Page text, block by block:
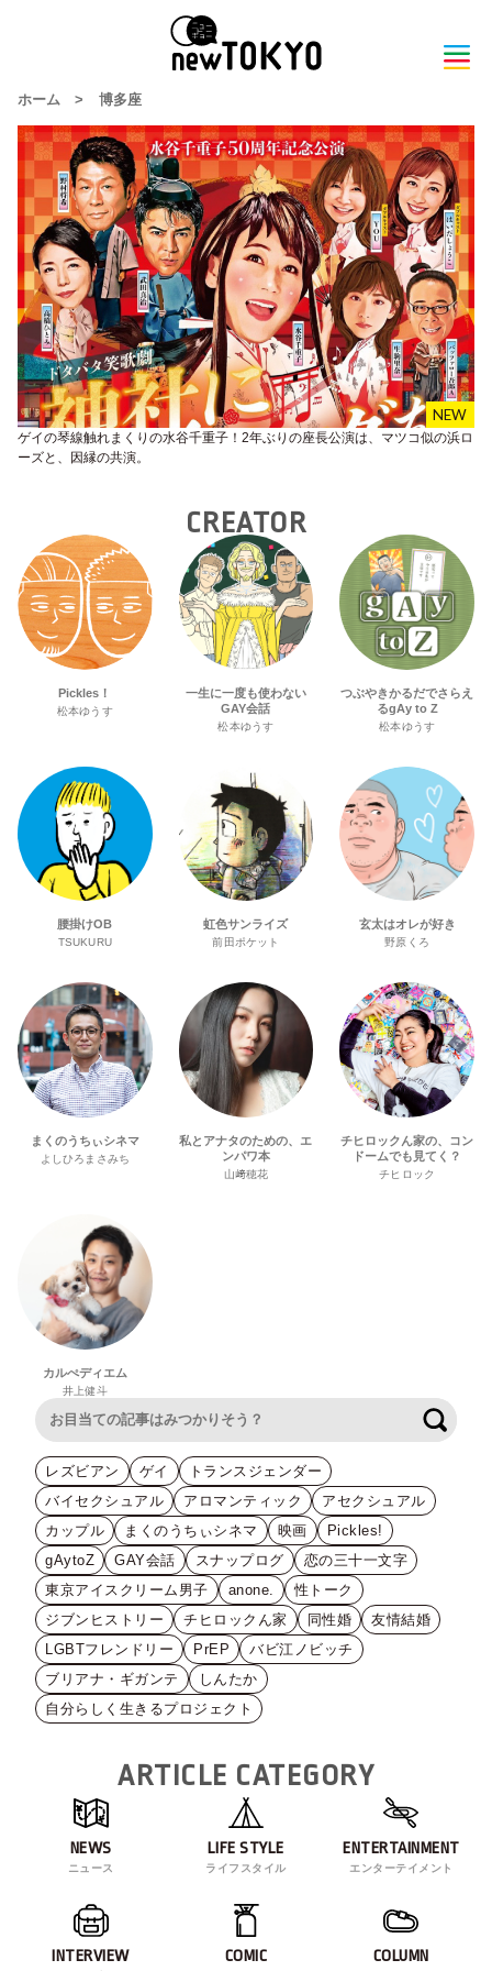
ホーム > 博多座
ゲイの琴線触れまくりの水谷千重子！2年ぶりの座長公演は、マツコ似の浜ロ
ーズと、因縁の共演。
CREATOR
Pickles！
松本ゆうす
一生に一度も使わない
GAY会話
松本ゆうす
つぶやきかるだでさらえ
るgAy to Z
松本ゆうす
腰掛けOB
TSUKURU
虹色サンライズ
前田ポケット
玄太はオレが好き
野原くろ
まくのうちぃシネマ
よしひろまさみち
私とアナタのための、エ
ンパワ本
山﨑穂花
チヒロックん家の、コン
ドームでも見てく？
チヒロック
カルぺディエム
井上健斗
レズビアン ゲイ
トランスジェンダー
バイセクシュアル
アロマンティック
アセクシュアル
カップル
まくのうちぃシネマ 映画
Pickles!
gAytoZ
GAY会話 スナップログ
恋の三十一文字
東京アイスクリーム男子
anone.
性トーク
ジブンヒストリー
チヒロックん家 同性婚
友情結婚
LGBTフレンドリー
PrEP
バビ江ノビッチ
ブリアナ・ギガンテ
しんたか
自分らしく生きるプロジェクト
ARTICLE CATEGORY
NEWS
ニュース
LIFE STYLE
ライフスタイル
ENTERTAINMENT
エンターテイメント
INTERVIEW COMIC COLUMN